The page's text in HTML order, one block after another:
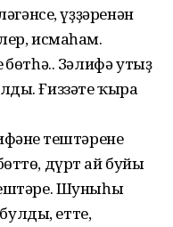
үҙҙәренән
исмаһам.
Зәлифә утыҙ
Ғиззәте ҡыра
тештәренең
дүрт ай буйы
Шуныһы
етте,